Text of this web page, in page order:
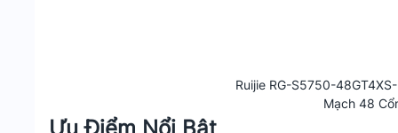
Ruijie RG-S5750-
Mạch 48